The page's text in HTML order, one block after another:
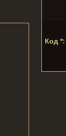
Код *: